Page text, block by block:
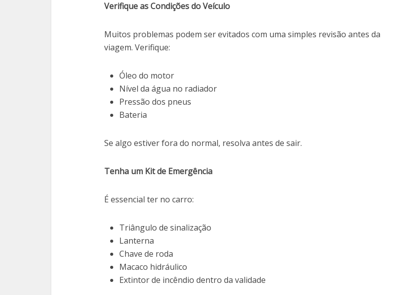
Verifique as Condições do Veículo
Muitos problemas podem ser evitados com uma simples revisão antes da
viagem. Verifique:
Óleo do motor
Nível da água no radiador
Pressão dos pneus
Bateria
Se algo estiver fora do normal, resolva antes de sair.
Tenha um Kit de Emergência
É essencial ter no carro:
Triângulo de sinalização
Lanterna
Chave de roda
Macaco hidráulico
Extintor de incêndio dentro da validade